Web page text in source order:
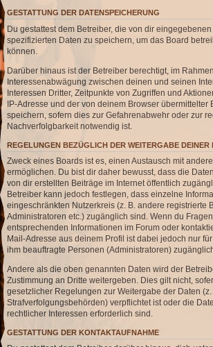
GESTATTUNG DER DATENSPEICHERUNG
Du gestattest dem Betreiber, die von dir
spezifizierten Daten zu speichern, um das Board
können.
Darüber hinaus ist der Betreiber berechtigt, im
Interessenabwägung zwischen deinen und seinen
Interessen Dritter, Zeitpunkte von Zugriffen und
IP-Adresse und der von deinem Browser übermittelter
speichern, sofern dies zur Gefahrenabwehr oder zur
Nachverfolgbarkeit notwendig ist.
REGELUNGEN BEZÜGLICH DER WEITERGABE DEINER
Zweck eines Boards ist es, einen Austausch mit
ermöglichen. Du bist dir daher bewusst, dass die
von dir erstellten Beiträge im Internet öffentlich
Betreiber kann jedoch festlegen, dass einzelne
eingeschränkten Nutzerkreis (z. B. andere registrierte
Administratoren etc.) zugänglich sind. Wenn du
entsprechenden Informationen im Forum oder
Mail-Adresse aus deinem Profil ist dabei jedoch nur
ihm beauftragte Personen (Administratoren)
Andere als die oben genannten Daten wird der
Zustimmung an Dritte weitergeben. Dies gilt nicht,
gesetzlicher Regelungen zur Weitergabe der Daten (z.
Strafverfolgungsbehörden) verpflichtet ist oder die
rechtlicher Interessen erforderlich sind.
GESTATTUNG DER KONTAKTAUFNAHME